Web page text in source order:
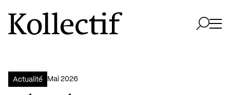
Aller à la page d'accueil
Logo Kollectif
Actualité mai 2026